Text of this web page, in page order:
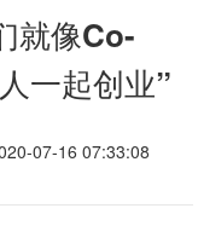
就像Co-
一起创业”
07-16 07:33:08